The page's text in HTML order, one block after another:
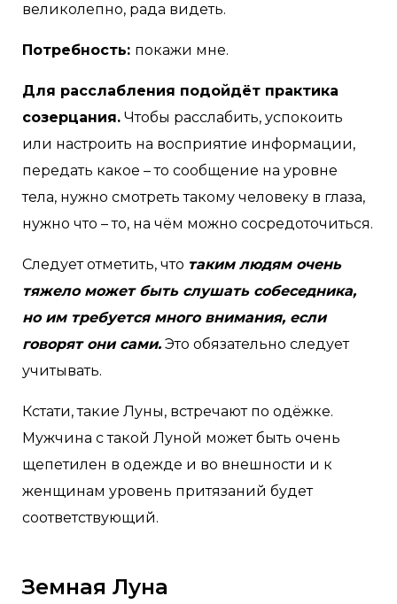
великолепно, рада видеть.
Потребность: покажи мне.
Для расслабления подойдёт практика
созерцания. Чтобы расслабить, успокоить
или настроить на восприятие информации,
передать какое – то сообщение на уровне
тела, нужно смотреть такому человеку в глаза,
нужно что – то, на чём можно сосредоточиться.
Следует отметить, что таким людям очень
тяжело может быть слушать собеседника,
но им требуется много внимания, если
говорят они сами. Это обязательно следует
учитывать.
Кстати, такие Луны, встречают по одёжке.
Мужчина с такой Луной может быть очень
щепетилен в одежде и во внешности и к
женщинам уровень притязаний будет
соответствующий.
Земная Луна